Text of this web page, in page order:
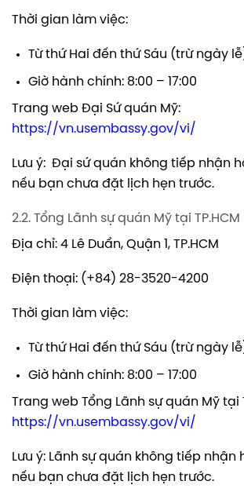
Thời gian làm việc:
Từ thứ Hai đến thứ Sáu (trừ ngày
Giờ hành chính: 8:00 – 17:00
Trang web Đại Sứ quán Mỹ:
https://vn.usembassy.gov/vi/
Lưu ý: Đại sứ quán không tiếp nhận
nếu bạn chưa đặt lịch hẹn trước.
2.2. Tổng Lãnh sự quán Mỹ tại TP.HCM
Địa chỉ: 4 Lê Duẩn, Quận 1, TP.HCM
Điện thoại: (+84) 28-3520-4200
Thời gian làm việc:
Từ thứ Hai đến thứ Sáu (trừ ngày
Giờ hành chính: 8:00 – 17:00
Trang web Tổng Lãnh sự quán Mỹ tại
https://vn.usembassy.gov/vi/
Lưu ý: Lãnh sự quán không tiếp nhận
nếu bạn chưa đặt lịch hẹn trước.